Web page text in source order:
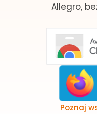
Allegro,
Poznaj